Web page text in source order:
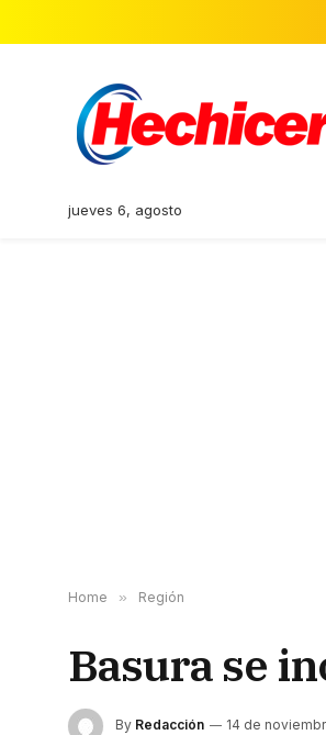
jueves 6, agosto
Home » Región
Basura se
By Redacción 14 de